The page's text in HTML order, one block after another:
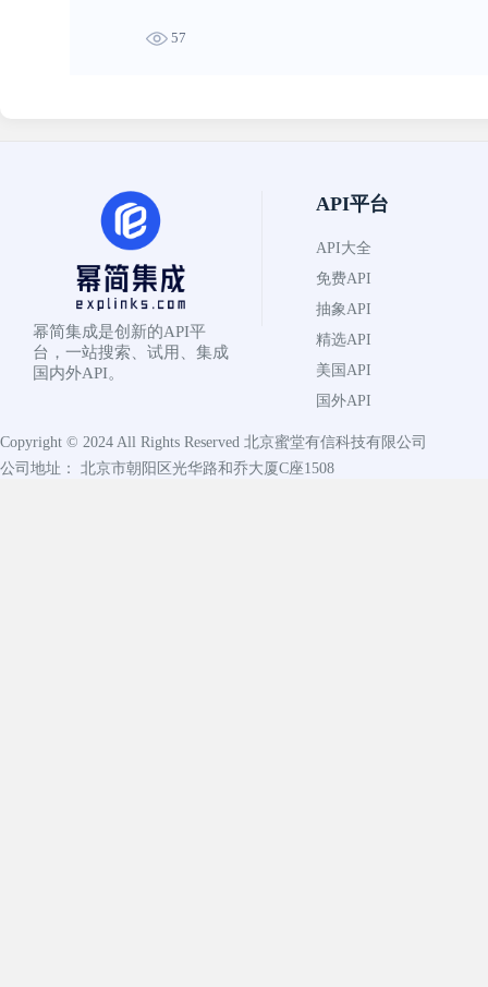
57
幂简集成是创新的API平
台，一站搜索、试用、集成
国内外API。
API平台
API大全
免费API
抽象API
精选API
美国API
国外API
Copyright © 2024 All Rights Reserved 北京蜜堂有信科技有限公司
公司地址： 北京市朝阳区光华路和乔大厦C座1508